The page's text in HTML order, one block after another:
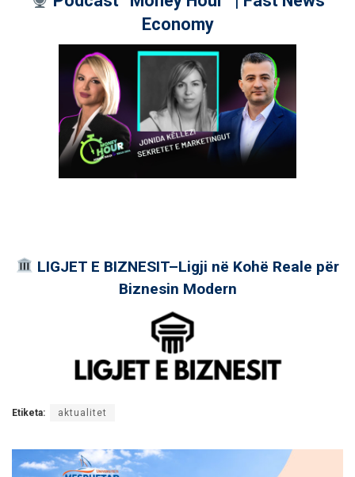
Economy
LIGJET E BIZNESIT–Ligji në Kohë Reale për
Biznesin Modern
Etiketa: aktualitet